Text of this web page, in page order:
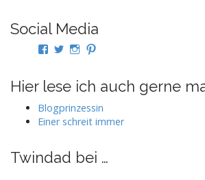
Social Media
Profil
auf
Facebook
anzeigen
Profil
auf
Twitter
anzeigen
Profil
auf
Instagram
anzeigen
Profil
auf
Pinterest
anzeigen
Hier lese ich auch gerne
Blogprinzessin
Einer schreit immer
Twindad bei …